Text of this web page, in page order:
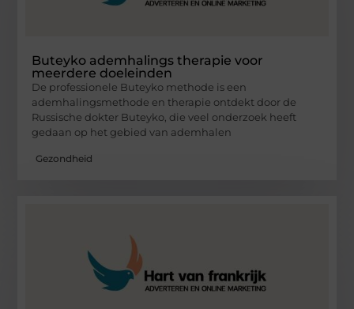
Buteyko ademhalings therapie voor
meerdere doeleinden
De professionele Buteyko methode is een
ademhalingsmethode en therapie ontdekt door de
Russische dokter Buteyko, die veel onderzoek heeft
gedaan op het gebied van ademhalen
Gezondheid